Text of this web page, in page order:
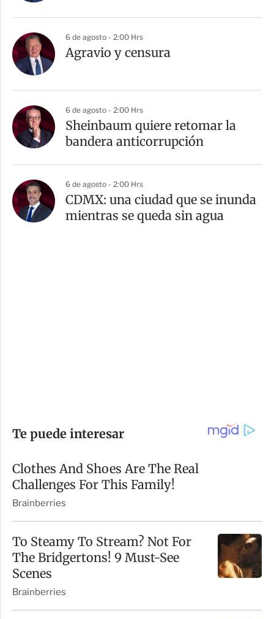
6 de agosto - 2:00 Hrs
Agravio y censura
6 de agosto - 2:00 Hrs
Sheinbaum quiere retomar la
bandera anticorrupción
6 de agosto - 2:00 Hrs
CDMX: una ciudad que se inunda
mientras se queda sin agua